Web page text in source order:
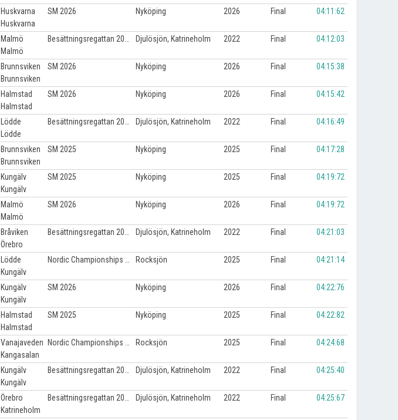
Huskvarna
Huskvarna
SM 2026 Nyköping 2026 Final 04:11:62
Malmö
Malmö
Djulösjön, Katrineholm 2022 Final 04:12:03
Brunnsviken
Brunnsviken
SM 2026 Nyköping 2026 Final 04:15:38
Halmstad
Halmstad
SM 2026 Nyköping 2026 Final 04:15:42
Lödde
Lödde
Djulösjön, Katrineholm 2022 Final 04:16:49
Brunnsviken
Brunnsviken
SM 2025 Nyköping 2025 Final 04:17:28
Kungälv
Kungälv
SM 2025 Nyköping 2025 Final 04:19:72
Malmö
Malmö
SM 2026 Nyköping 2026 Final 04:19:72
Bråviken
Örebro
Djulösjön, Katrineholm 2022 Final 04:21:03
Lödde
Kungälv
Rocksjön 2025 Final 04:21:14
Kungälv
Kungälv
SM 2026 Nyköping 2026 Final 04:22:76
Halmstad
Halmstad
SM 2025 Nyköping 2025 Final 04:22:82
Vanajaveden
Kangasalan
Rocksjön 2025 Final 04:24:68
Kungälv
Kungälv
Djulösjön, Katrineholm 2022 Final 04:25:40
Örebro
Katrineholm
Djulösjön, Katrineholm 2022 Final 04:25:67